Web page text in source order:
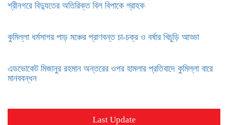
শ্রীনগরে বিদ্যুতের অতিরিক্ত বিল বিপাকে গ্রাহক
কুমিল্লা ধর্মসাগর পাড় মঞ্চের প্রাণবন্ত চা-চক্র ও বর্ষার খিচুড়ি আড্ডা
এডভোকেট মিজানুর রহমান অন্তরের ওপর হামলার প্রতিবাদে কুমিল্লা বারে
মানববন্ধন
Last Update